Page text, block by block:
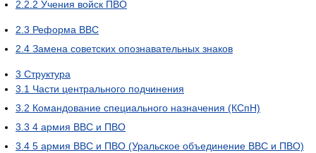
2.2.2 Учения войск ПВО
2.3 Реформа ВВС
2.4 Замена советских опознавательных знаков
3 Структура
3.1 Части центрального подчинения
3.2 Командование специального назначения (КСпН)
3.3 4 армия ВВС и ПВО
3.4 5 армия ВВС и ПВО (Уральское объединение ВВС и ПВО)